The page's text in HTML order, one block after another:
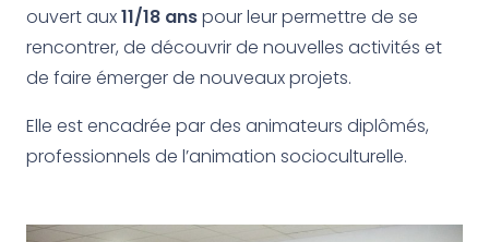
ouvert aux11/18 anspour leur permettre de se
rencontrer, de découvrir de nouvelles activités et
de faire émerger de nouveaux projets.
Elle est encadrée par des animateurs diplômés,
professionnels de l’animation socioculturelle.